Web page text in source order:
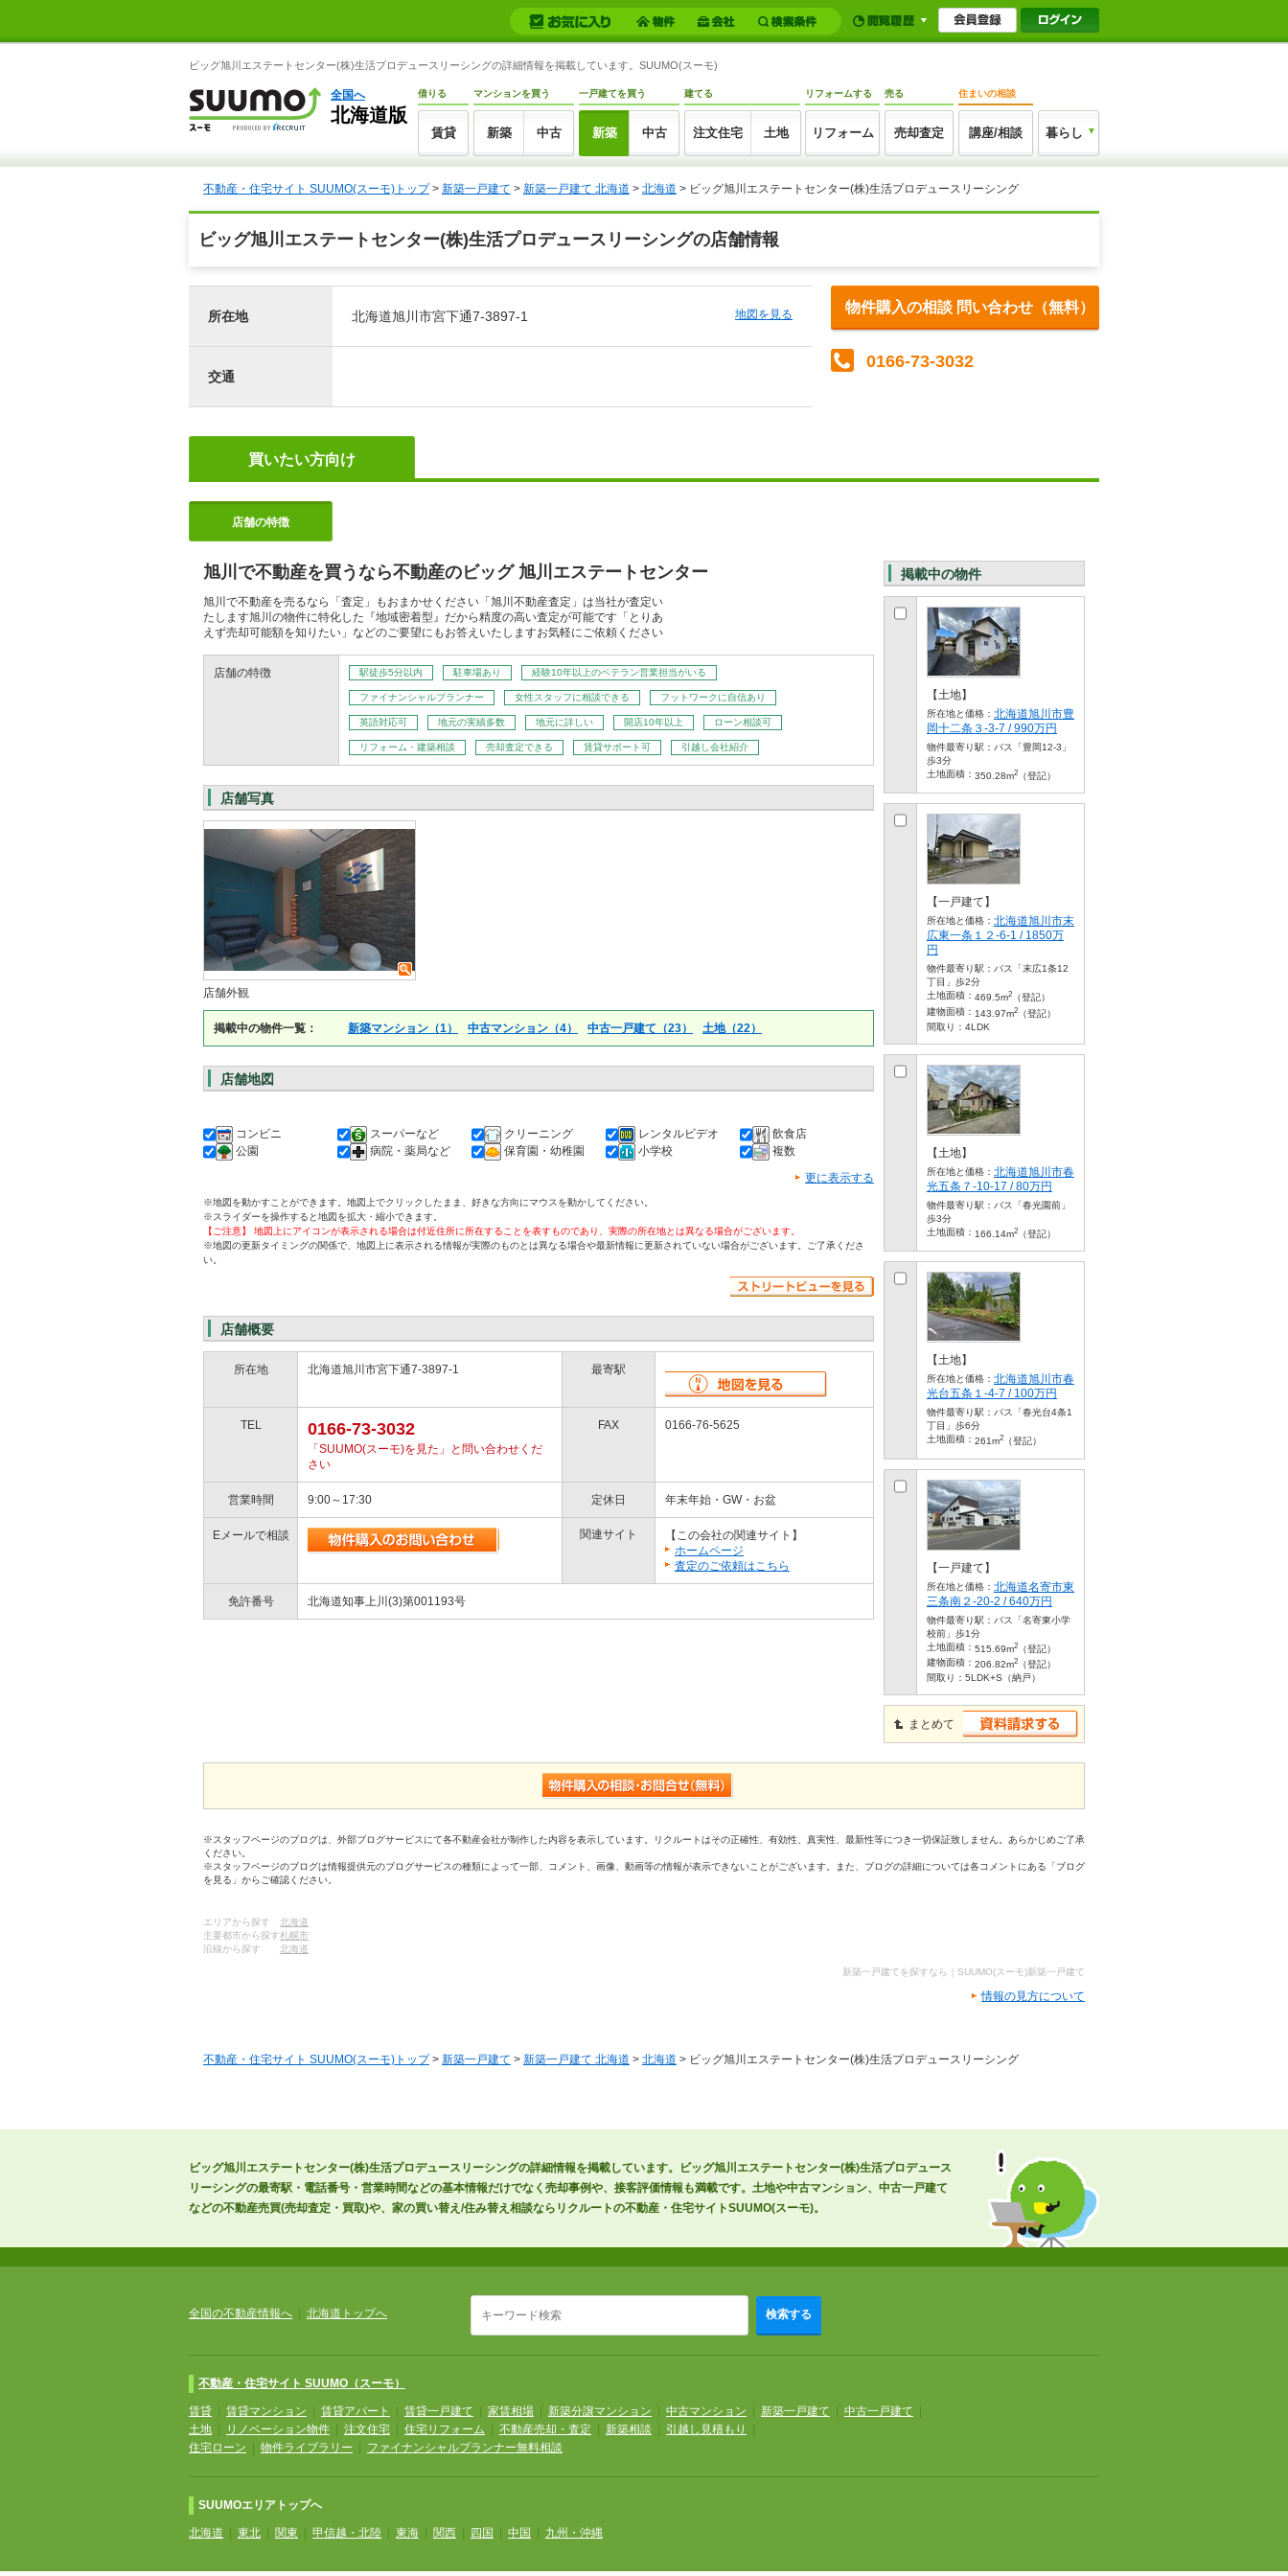
ビッグ旭川エステートセンター(株)生活プロデュースリーシングの詳細情報を掲載しています。SUUMO(スーモ)
全国へ
北海道版
借りる
賃貸
マンションを買う
新築 中古
一戸建てを買う
新築 中古
建てる
注文住宅 土地
リフォームする
リフォーム
売る
売却査定
住まいの相談
講座/相談 暮らし
不動産・住宅サイト SUUMO(スーモ)トップ> 新築一戸建て > 新築一戸建て 北海道 > 北海道 > ビッグ旭川エステートセンター(株)生活プロデュースリーシング
ビッグ旭川エステートセンター(株)生活プロデュースリーシングの店舗情報
所在地 北海道旭川市宮下通7-3897-1 地図を見る
交通
物件購入の相談 問い合わせ（無料）
0166-73-3032
買いたい方向け
店舗の特徴
旭川で不動産を買うなら不動産のビッグ 旭川エステートセンター
旭川で不動産を売るなら「査定」もおまかせください「旭川不動産査定」は当社が査定い
たします旭川の物件に特化した『地域密着型』だから精度の高い査定が可能です「とりあ
えず売却可能額を知りたい」などのご要望にもお答えいたしますお気軽にご依頼ください
店舗の特徴 駅徒歩5分以内 駐車場あり 経験10年以上のベテラン営業担当がいる
ファイナンシャルプランナー 女性スタッフに相談できる フットワークに自信あり
英語対応可 地元の実績多数 地元に詳しい 開店10年以上 ローン相談可
リフォーム・建築相談 売却査定できる 賃貸サポート可 引越し会社紹介
店舗写真
店舗外観
掲載中の物件一覧： 新築マンション（1） 中古マンション（4） 中古一戸建て（23） 土地（22）
店舗地図
コンビニ スーパーなど クリーニング レンタルビデオ
飲食店
公園
病院・薬局など 保育園・幼稚園 小学校
複数
更に表示する
※地図を動かすことができます。地図上でクリックしたまま、好きな方向にマウスを動かしてください。
※スライダーを操作すると地図を拡大・縮小できます。
【ご注意】 地図上にアイコンが表示される場合は付近住所に所在することを表すものであり、実際の所在地とは異なる場合がございます。
※地図の更新タイミングの関係で、地図上に表示される情報が実際のものとは異なる場合や最新情報に更新されていない場合がございます。ご了承くださ
い。
店舗概要
所在地 北海道旭川市宮下通7-3897-1 最寄駅
TEL 0166-73-3032
「SUUMO(スーモ)を見た」と問い合わせくだ
さい
FAX 0166-76-5625
営業時間 9:00～17:30 定休日 年末年始・GW・お盆
Eメールで相談 関連サイト
【この会社の関連サイト】
ホームページ
査定のご依頼はこちら
免許番号 北海道知事上川(3)第001193号
掲載中の物件
【土地】
所在地と価格： 北海道旭川市豊
岡十二条３-3-7 / 990万円
物件最寄り駅： バス「豊岡12-3」
歩3分
土地面積： 350.28m2 （登記）
【一戸建て】
所在地と価格： 北海道旭川市末
広東一条１２-6-1 / 1850万
円
物件最寄り駅： バス「末広1条12
丁目」歩2分
土地面積： 469.5m2 （登記）
建物面積： 143.97m2 （登記）
間取り： 4LDK
【土地】
所在地と価格： 北海道旭川市春
光五条７-10-17 / 80万円
物件最寄り駅： バス「春光園前」
歩3分
土地面積： 166.14m2 （登記）
【土地】
所在地と価格： 北海道旭川市春
光台五条１-4-7 / 100万円
物件最寄り駅： バス「春光台4条1
丁目」歩6分
土地面積： 261m2 （登記）
【一戸建て】
所在地と価格： 北海道名寄市東
三条南２-20-2 / 640万円
物件最寄り駅： バス「名寄東小学
校前」歩1分
土地面積： 515.69m2 （登記）
建物面積： 206.82m2 （登記）
間取り： 5LDK+S（納戸）
まとめて
※スタッフページのブログは、外部ブログサービスにて各不動産会社が制作した内容を表示しています。リクルートはその正確性、有効性、真実性、最新性等につき一切保証致しません。あらかじめご了承
ください。
※スタッフページのブログは情報提供元のブログサービスの種類によって一部、コメント、画像、動画等の情報が表示できないことがございます。また、ブログの詳細については各コメントにある「ブログ
を見る」からご確認ください。
エリアから探す
北海道
主要都市から探す札幌市
沿線から探す
北海道
新築一戸建てを探すなら｜SUUMO(スーモ)新築一戸建て
情報の見方について
不動産・住宅サイト SUUMO(スーモ)トップ> 新築一戸建て > 新築一戸建て 北海道 > 北海道 > ビッグ旭川エステートセンター(株)生活プロデュースリーシング
ビッグ旭川エステートセンター(株)生活プロデュースリーシングの詳細情報を掲載しています。ビッグ旭川エステートセンター(株)生活プロデュース
リーシングの最寄駅・電話番号・営業時間などの基本情報だけでなく売却事例や、接客評価情報も満載です。土地や中古マンション、中古一戸建て
などの不動産売買(売却査定・買取)や、家の買い替え/住み替え相談ならリクルートの不動産・住宅サイトSUUMO(スーモ)。
全国の不動産情報へ 北海道トップへ 検索する
不動産・住宅サイト SUUMO（スーモ）
賃貸 賃貸マンション 賃貸アパート 賃貸一戸建て 家賃相場 新築分譲マンション 中古マンション 新築一戸建て 中古一戸建て
土地
リノベーション物件 注文住宅 住宅リフォーム 不動産売却・査定 新築相談 引越し見積もり
住宅ローン
物件ライブラリー ファイナンシャルプランナー無料相談
SUUMOエリアトップへ
北海道 東北 関東 甲信越・北陸 東海 関西 四国 中国 九州・沖縄